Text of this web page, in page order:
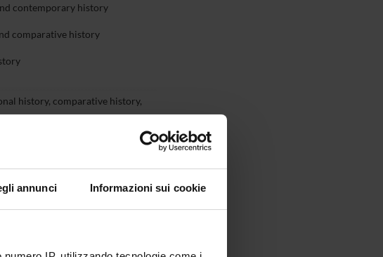
annunci Informazioni sui cookie
contemporary history
comparative history
history, comparative history,